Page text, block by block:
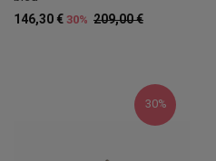
209,00 €
146,30 € 30%
30%